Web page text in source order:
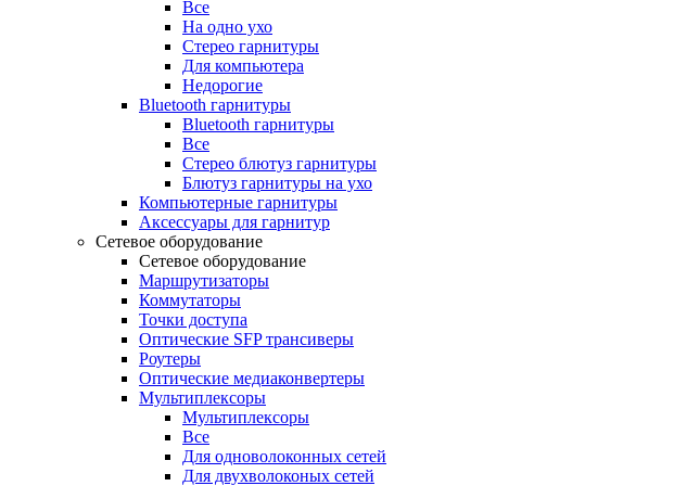
Все
На одно ухо
Стерео гарнитуры
Для компьютера
Недорогие
Bluetooth гарнитуры
Bluetooth гарнитуры
Все
Стерео блютуз гарнитуры
Блютуз гарнитуры на ухо
Компьютерные гарнитуры
Аксессуары для гарнитур
Сетевое оборудование
Сетевое оборудование
Маршрутизаторы
Коммутаторы
Точки доступа
Оптические SFP трансиверы
Роутеры
Оптические медиаконвертеры
Мультиплексоры
Мультиплексоры
Все
Для одноволоконных сетей
Для двухволоконых сетей